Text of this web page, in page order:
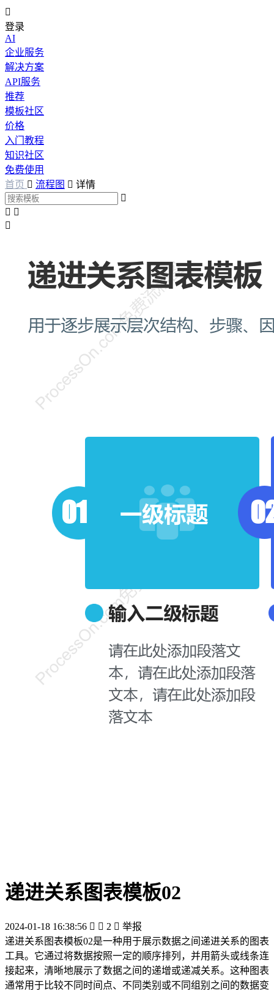

登录
AI
企业服务
解决方案
API服务
推荐
模板社区
价格
入门教程
知识社区
免费使用
首页  流程图  详情

 

递进关系图表模板02
2024-01-18 16:38:56   2  举报
递进关系图表模板02是一种用于展示数据之间递进关系的图表
工具。它通过将数据按照一定的顺序排列，并用箭头或线条连
接起来，清晰地展示了数据之间的递增或递减关系。这种图表
通常用于比较不同时间点、不同类别或不同组别之间的数据变